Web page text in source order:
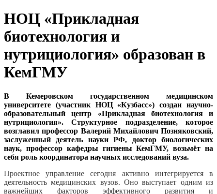
НОЦ «Прикладная
биотехнология и
нутрициология» образован в
КемГМУ
В Кемеровском государственном медицинском
университете (участник НОЦ «Кузбасс») создан научно-
образовательный центр «Прикладная биотехнология и
нутрициология». Структурное подразделение, которое
возглавил профессор Валерий МихайловичПозняковский,
заслуженный деятель науки РФ, доктор биологических
наук, профессор кафедры гигиены КемГМУ, возьмёт на
себя роль координатора научных исследований вуза.
Проектное управление сегодня активно интегрируется в
деятельность медицинских вузов. Оно выступает одним из
важнейших факторов эффективного развития и